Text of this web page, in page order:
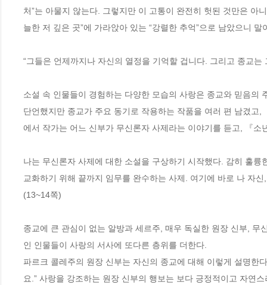
처”는 아물지 않는다. 그렇지만 이 고통이 완전히 헛된 것만은 아
늘한 저 깊은 곳”에 가라앉아 있는 “강렬한 추억”으로 남았으니 말
“그들은 언제까지나 자신의 열정을 기억할 겁니다. 그리고 종교
소설 속 인물들이 경험하는 다양한 모습의 사랑은 종교와 믿음의
단언했지만 종교가 주요 동기로 작용하는 작품을 여러 편 남겼고
에서 작가는 어느 신부가 무신론자 사제라는 이야기를 듣고, 『
나는 무신론자 사제에 대한 소설을 구상하기 시작했다. 감히 훌
교화하기 위해 끝까지 임무를 완수하는 사제. 여기에 바로 나 자
(13~14쪽)
종교에 큰 관심이 없는 알방과 세르주, 매우 독실한 원장 신부,
인 인물들이 사랑의 서사에 또다른 층위를 더한다.
파르크 콜레주의 원장 신부는 자신의 종교에 대해 이렇게 설명한
요.” 사랑을 강조하는 원장 신부의 행보는 보다 긍정적이고 자연